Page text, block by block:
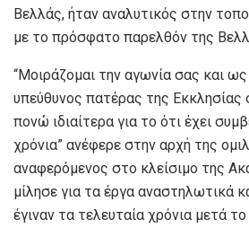
Βελλάς, ήταν αναλυτικός στην
με το πρόσφατο παρελθόν της
“Μοιράζομαι την αγωνία σας και
υπεύθυνος πατέρας της Εκκλησίας
πονώ ιδιαίτερα για το ότι έχει
χρόνια” ανέφερε στην αρχή της
αναφερόμενος στο κλείσιμο της
μίλησε για τα έργα αναστηλωτικά
έγιναν τα τελευταία χρόνια μετά